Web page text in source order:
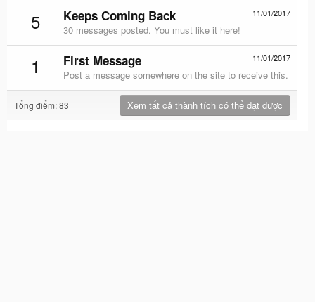
5 11/01/2017
Keeps Coming Back
30 messages posted. You must like it here!
1 11/01/2017
First Message
Post a message somewhere on the site to receive this.
Tổng điểm: 83 Xem tất cả thành tích có thể đạt được